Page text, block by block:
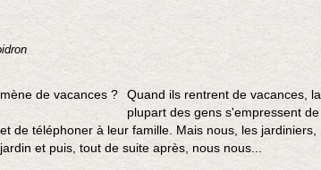
Quand ils rentrent de vacances, la
plupart des gens s'empressent de
de téléphoner à leur famille. Mais nous, les jardiniers,
et puis, tout de suite après, nous nous...